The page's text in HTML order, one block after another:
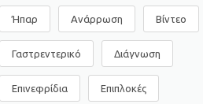
Ήπαρ Ανάρρωση Βίντεο
Γαστρεντερικό Διάγνωση
Επινεφρίδια Επιπλοκές